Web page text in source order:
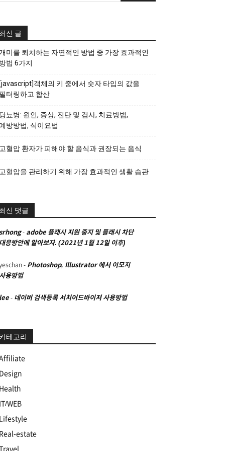
신 글
미를 퇴치하는 자연적인 방법 중 가장 효과적인
법 6가지
객체의 키 중에서 숫자 타입의 값을
터링하고 합산
뇨병: 원인, 증상, 진단 및 검사, 치료방법,
방방법, 식이요법
혈압 환자가 피해야 할 음식과 권장되는 음식
혈압을 관리하기 위해 가장 효과적인 생활 습관
신 댓글
- adobe 플래시 지원 중지 및 플래시 차단
응방안에 알아보자. (2021년 1월 12일 이후)
- Photoshop, Illustrator 에서 이모지
용방법
- 네이버 검색등록 서치어드바이저 사용방법
테고리
WEB
estate